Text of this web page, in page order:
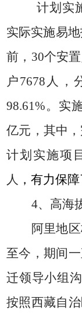
计划实
实际实施易
前， 30个安
户7678 人，
98.61%。 实
亿元，其中
计划实施项
人 ，有力保
4、 高海
阿里地
至今，期间
迁领导小组
按照西藏自